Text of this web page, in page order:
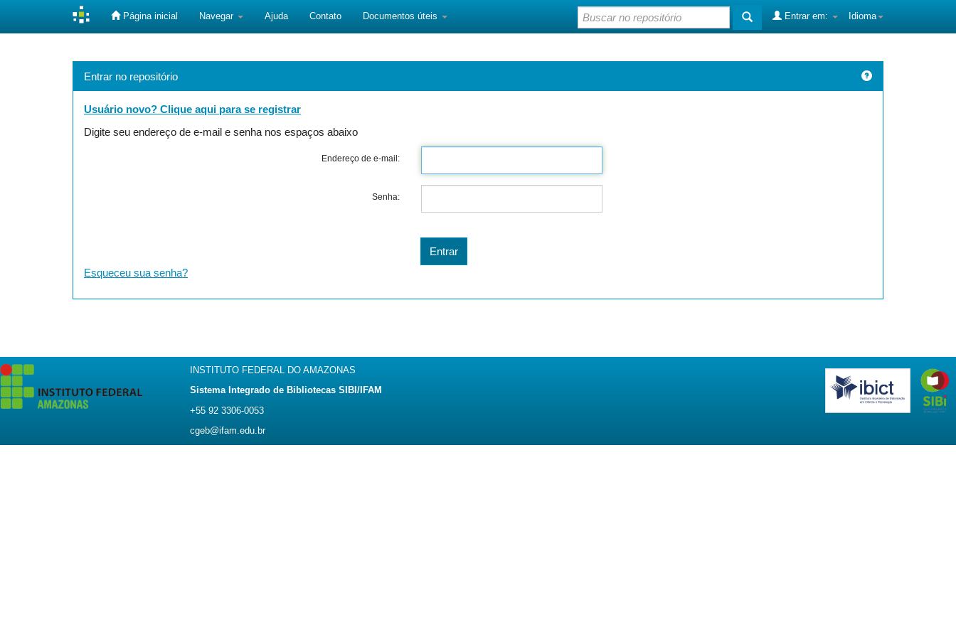
Página inicial Navegar Ajuda Contato Documentos úteis Idioma
Entrar em:
Entrar no repositório
Usuário novo? Clique aqui para se registrar
Digite seu endereço de e-mail e senha nos espaços abaixo
Endereço de e-mail:
Senha:
Esqueceu sua senha?
INSTITUTO FEDERAL DO AMAZONAS
Sistema Integrado de Bibliotecas SIBI/IFAM
+55 92 3306-0053
cgeb@ifam.edu.br